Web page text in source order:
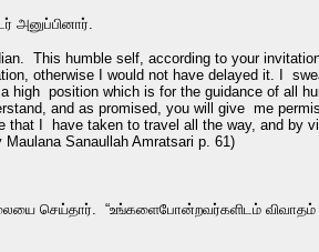
அனுப்பினார்.
This humble self, according to your
otherwise I would not have delayed it. I
position which is for the guidance of all
and as promised, you will give me
I have taken to travel all the way, and by
Sanaullah Amratsari p. 61)
செய்தார். “உங்களைபோன்றவர்களிடம்